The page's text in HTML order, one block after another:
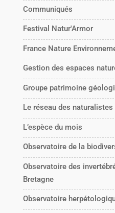
Communiqués
Festival Natur'Armor
France Nature
Gestion des espaces
Groupe patrimoine
Le réseau des
L’espèce du mois
Observatoire de la
Observatoire des
Bretagne
Observatoire